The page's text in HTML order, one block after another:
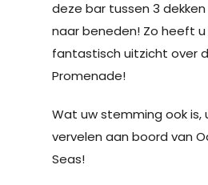
deze bar tussen 3
naar beneden! Zo heeft u
fantastisch uitzicht over
Promenade!
Wat uw stemming ook is,
vervelen aan boord van
Seas!